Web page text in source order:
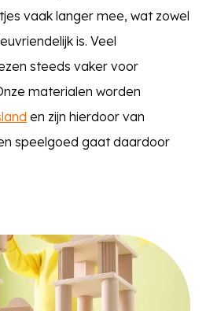
vaak langer mee, wat zowel
is. Veel
steeds vaker voor
materialen worden
en zijn hierdoor van
speelgoed gaat daardoor